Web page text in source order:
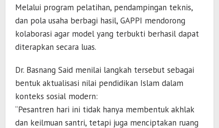
Melalui program pelatihan, pendampingan teknis,
dan pola usaha berbagi hasil, GAPPI mendorong
kolaborasi agar model yang terbukti berhasil dapat
diterapkan secara luas.
Dr. Basnang Said menilai langkah tersebut sebagai
bentuk aktualisasi nilai pendidikan Islam dalam
konteks sosial modern:
“Pesantren hari ini tidak hanya membentuk akhlak
dan keilmuan santri, tetapi juga menciptakan ruang